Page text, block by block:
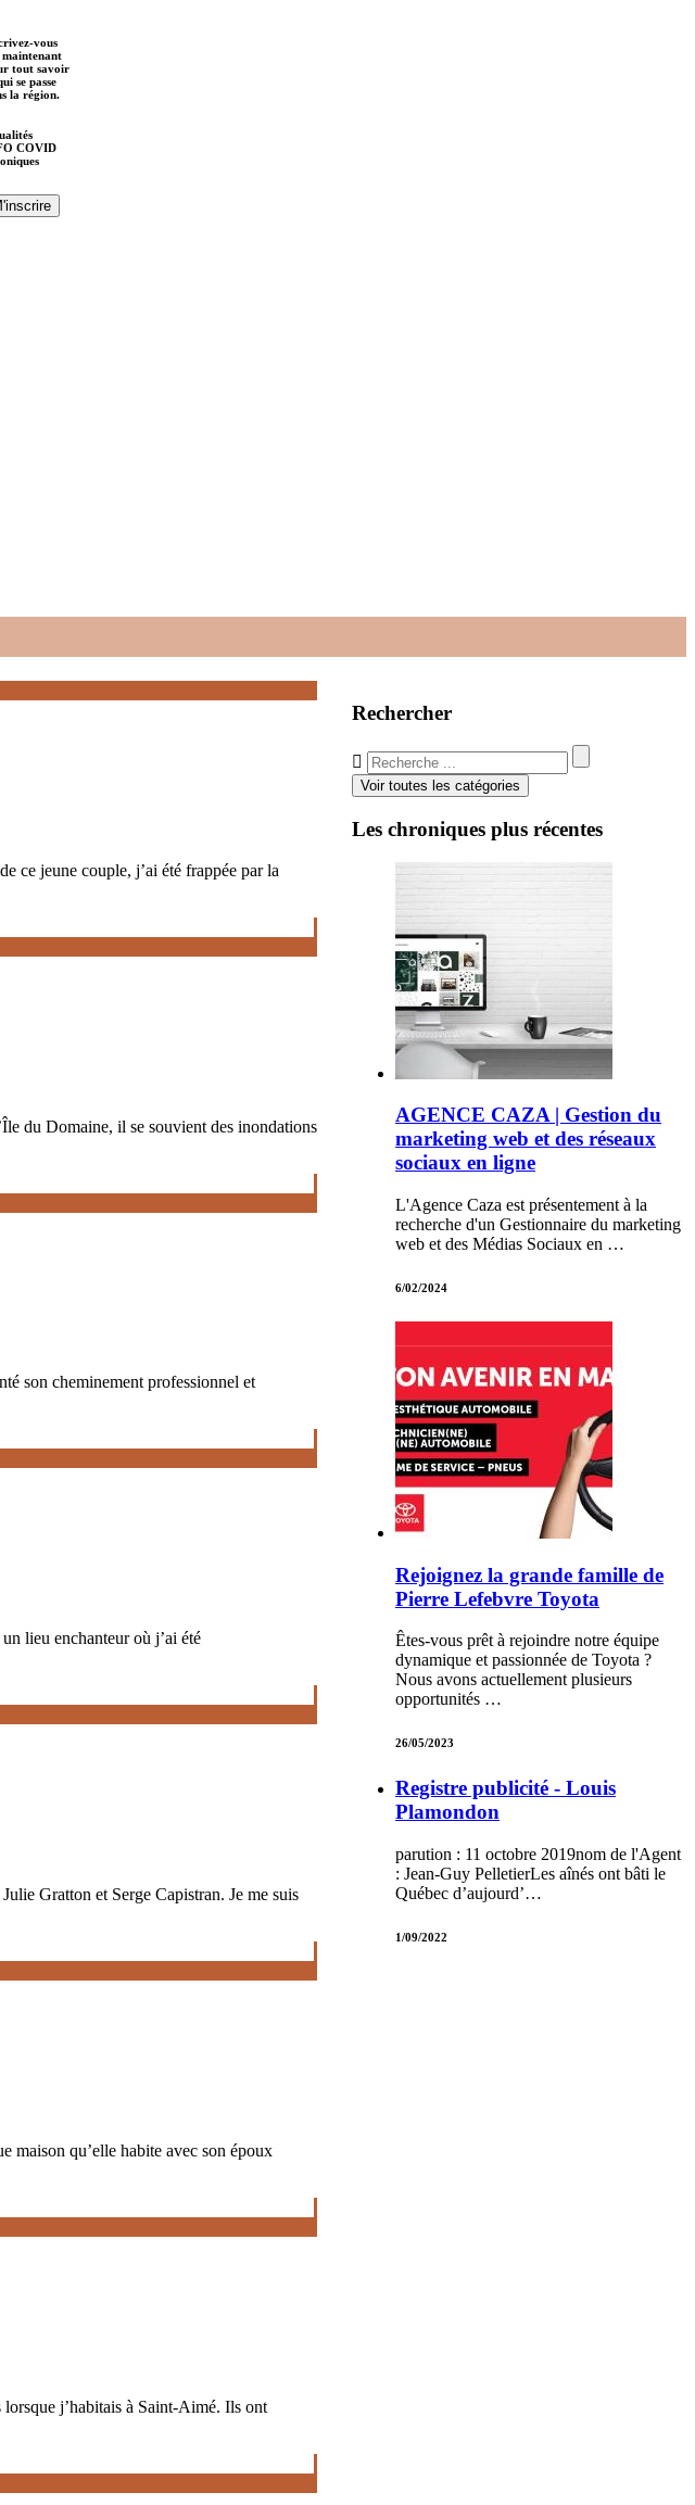
vous
maintenant
tout savoir
se passe
la région.
COVID
ce jeune couple, j’ai été frappée par la
du Domaine, il se souvient des inondations
son cheminement professionnel et
lieu enchanteur où j’ai été
Gratton et Serge Capistran. Je me suis
maison qu’elle habite avec son époux
j’habitais à Saint-Aimé. Ils ont
Rechercher
Voir toutes les catégories
Les chroniques plus récentes
AGENCE CAZA | Gestion du
marketing web et des réseaux
sociaux en ligne
L'Agence Caza est présentement à la
recherche d'un Gestionnaire du marketing
web et des Médias Sociaux en …
6/02/2024
Rejoignez la grande famille de
Pierre Lefebvre Toyota
Êtes-vous prêt à rejoindre notre équipe
dynamique et passionnée de Toyota ?
Nous avons actuellement plusieurs
opportunités …
26/05/2023
Registre publicité - Louis
Plamondon
parution : 11 octobre 2019nom de l'Agent
: Jean-Guy PelletierLes aînés ont bâti le
Québec d’aujourd’…
1/09/2022